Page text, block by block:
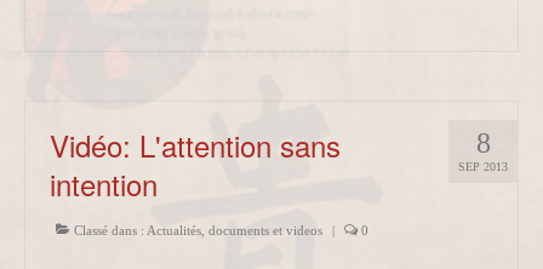
8
SEP 2013
Vidéo: L'attention sans
intention
Classé dans : Actualités documents et videos | 0